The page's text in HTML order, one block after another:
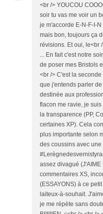
<br /> YOUCOU
soir tu vas me voir un
je m'accorde E-N-F-I-
mais bon, toujours ça
révisions. Et oui, le<br
... En fait c'est notre
de poser mes Bristols
<br /> C'est la
que j'entends parler
destinée aux
flacon me ravie, je
la transparence (PP,
certaines XP). Cela
plus importante selon
des coussins avec
assez divagué
commentaires XS,
(ESSAYONS) à ce
laiteux-à-souhait.
je me répète sans